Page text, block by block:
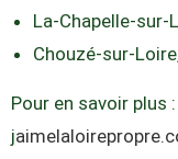
La-Chapelle-
Chouzé-sur-
Pour en savoir plus
j